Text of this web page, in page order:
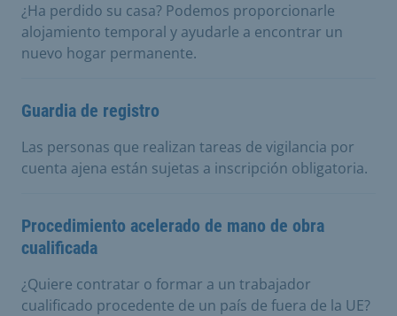
¿Ha perdido su casa? Podemos proporcionarle
alojamiento temporal y ayudarle a encontrar un
nuevo hogar permanente.
Guardia de registro
Las personas que realizan tareas de vigilancia por
cuenta ajena están sujetas a inscripción obligatoria.
Procedimiento acelerado de mano de obra
cualificada
¿Quiere contratar o formar a un trabajador
cualificado procedente de un país de fuera de la UE?